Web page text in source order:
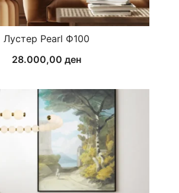
Лустер Pearl Ф100
28.000,00 ден